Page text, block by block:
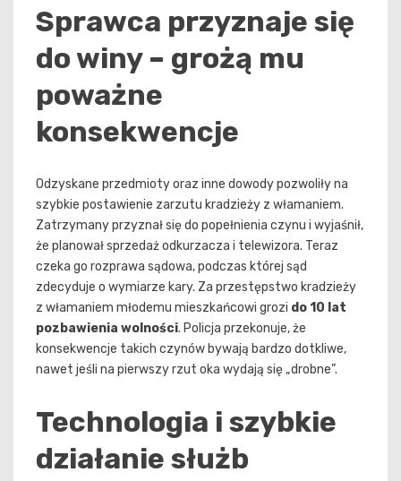
Sprawca przyznaje się
do winy – grożą mu
poważne
konsekwencje
Odzyskane przedmioty oraz inne dowody pozwoliły na
szybkie postawienie zarzutu kradzieży z włamaniem.
Zatrzymany przyznał się do popełnienia czynu i wyjaśnił,
że planował sprzedaż odkurzacza i telewizora. Teraz
czeka go rozprawa sądowa, podczas której sąd
zdecyduje o wymiarze kary. Za przestępstwo kradzieży
z włamaniem młodemu mieszkańcowi grozi do 10 lat
pozbawienia wolności. Policja przekonuje, że
konsekwencje takich czynów bywają bardzo dotkliwe,
nawet jeśli na pierwszy rzut oka wydają się „drobne”.
Technologia i szybkie
działanie służb